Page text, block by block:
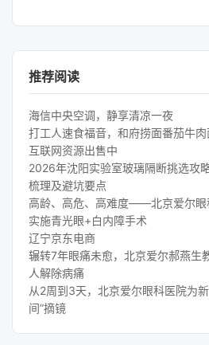
推荐阅读
海信中央空调，静享清凉一夜
打工人速食福音，和府捞面番茄牛肉
互联网资源出售中
2026年沈阳实验室玻璃隔断挑选攻
梳理及避坑要点
高龄、高危、高难度——北京爱尔眼
实施青光眼+白内障手术
辽宁京东电商
辗转7年眼痛未愈，北京爱尔郝燕生
人解除病痛
从2周到3天，北京爱尔眼科医院为
间”摘镜